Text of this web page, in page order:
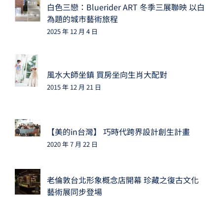
白色三戀：Bluerider ART 冬季三展聯映 以白
為題的城市藝術旅程
2025 年 12 月 4 日
風水大師坐鎮 買房坐向生肖大配對
2015 年 12 月 21 日
【美的in台灣】 巧時代跨界設計創生計畫
2020 年 7 月 22 日
老倫敦台北形象概念店開幕 珍藏之復古文化
藝術展同步登場